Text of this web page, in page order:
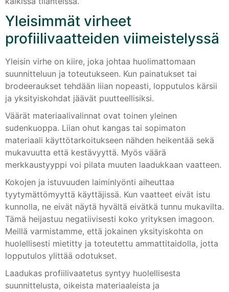
Yleisimmät virheet
profiilivaatteiden viimeistelyssä
Yleisin virhe on kiire, joka johtaa huolimattomaan
suunnitteluun ja toteutukseen. Kun painatukset tai
brodeeraukset tehdään liian nopeasti, lopputulos kärsii
ja yksityiskohdat jäävät puutteellisiksi.
Väärät materiaalivalinnat ovat toinen yleinen
sudenkuoppa. Liian ohut kangas tai sopimaton
materiaali käyttötarkoitukseen nähden heikentää sekä
mukavuutta että kestävyyttä. Myös väärä
merkkaustyyppi voi pilata muuten laadukkaan vaatteen.
Kokojen ja istuvuuden laiminlyönti aiheuttaa
tyytymättömyyttä käyttäjissä. Kun vaatteet eivät istu
kunnolla, ne eivät näytä hyvältä eivätkä tunnu mukavilta.
Tämä heijastuu negatiivisesti koko yrityksen imagoon.
Meillä varmistamme, että jokainen yksityiskohta on
huolellisesti mietitty ja toteutettu ammattitaidolla, jotta
lopputulos ylittää odotukset.
Laadukas profiilivaatetus syntyy huolellisesta
suunnittelusta, oikeista materiaaleista ja